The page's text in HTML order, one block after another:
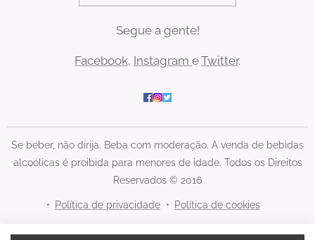
Segue a gente!
Facebook, Instagram eTwitter.
Se beber, não dirija. Beba com moderação. A venda de bebidas
alcoólicas é proibida para menores de idade. Todos os Direitos
Reservados © 2016
Política de privacidade Política de cookies